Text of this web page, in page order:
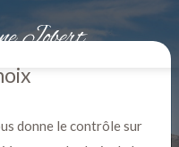
donne le contrôle sur